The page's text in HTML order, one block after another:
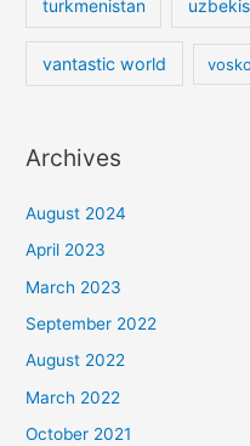
turkmenistan
vantastic world
Archives
August 2024
April 2023
March 2023
September 2022
August 2022
March 2022
October 2021